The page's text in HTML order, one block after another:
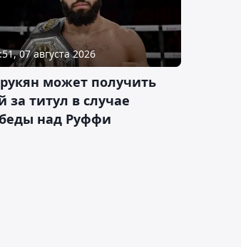
07 августа 2026
может получить
за титул в случае
над Руффи